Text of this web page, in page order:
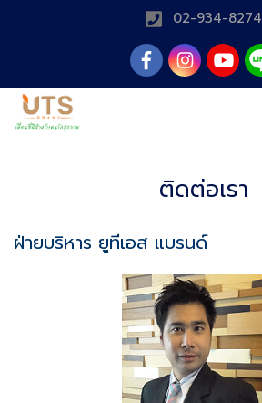
02-934-8274
ติดต่อเรา
ฝ่ายบริหาร ยูทีเอส แบรนด์